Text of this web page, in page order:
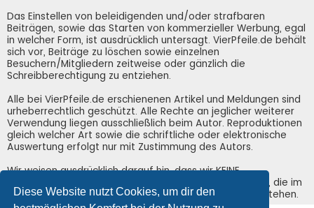
Diese Website nutzt Cookies, um dir den
Das Einstellen von beleidigenden und/oder strafbaren
Beiträgen, sowie das Starten von kommerzieller Werbung, egal
in welcher Form, ist ausdrücklich untersagt. VierPfeile.de behält
sich vor, Beiträge zu löschen sowie einzelnen
Besuchern/Mitgliedern zeitweise oder gänzlich die
Schreibberechtigung zu entziehen.
Alle bei VierPfeile.de erschienenen Artikel und Meldungen sind
urheberrechtlich geschützt. Alle Rechte an jeglicher weiterer
Verwendung liegen ausschließlich beim Autor. Reproduktionen
gleich welcher Art sowie die schriftliche oder elektronische
Auswertung erfolgt nur mit Zustimmung des Autors.
Wir weisen ausdrücklich darauf hin, dass wir KEINE
Verantwortung für irgendwelche Schäden übernehmen, die im
Zusammenhang mit der Nutzung von VierPfeile.de entstehen.